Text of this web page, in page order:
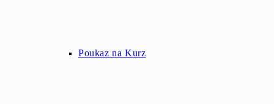
Poukaz na Kurz